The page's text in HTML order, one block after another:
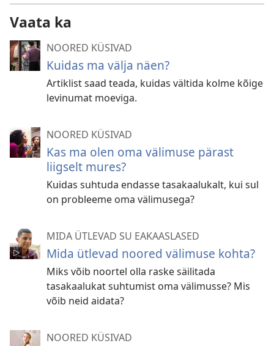
Vaata ka
NOORED KÜSIVAD
Kuidas ma välja näen?
Artiklist saad teada, kuidas vältida kolme kõige
levinumat moeviga.
NOORED KÜSIVAD
Kas ma olen oma välimuse pärast
liigselt mures?
Kuidas suhtuda endasse tasakaalukalt, kui sul
on probleeme oma välimusega?
MIDA ÜTLEVAD SU EAKAASLASED
Mida ütlevad noored välimuse kohta?
Miks võib noortel olla raske säilitada
tasakaalukat suhtumist oma välimusse? Mis
võib neid aidata?
NOORED KÜSIVAD